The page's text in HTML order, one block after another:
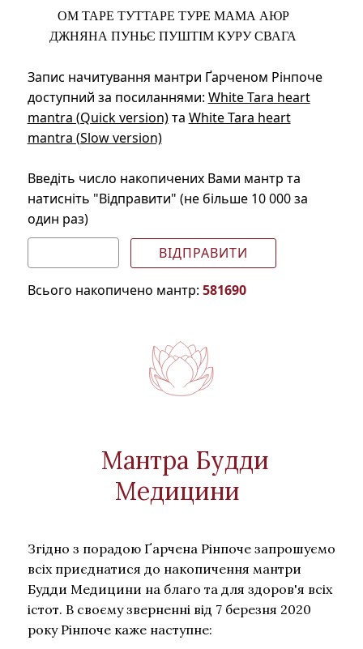
ОМ ТАРЕ ТУТТАРЕ ТУРЕ МАМА АЮР
ДЖНЯНА ПУНЬЄ ПУШТІМ КУРУ СВАГА
Запис начитування мантри Ґарченом Рінпоче
доступний за посиланнями: White Tara heart
mantra (Quick version)та White Tara heart
mantra (Slow version)
Введіть число накопичених Вами мантр та
натисніть "Відправити" (не більше 10 000 за
один раз)
Всього накопичено мантр: 581690
Мантра Будди
Медицини
Згідно з порадою Ґарчена Рінпоче запрошуємо
всіх приєднатися до накопичення мантри
Будди Медицини на благо та для здоров'я всіх
істот. В своєму зверненні від 7 березня 2020
року Рінпоче каже наступне: